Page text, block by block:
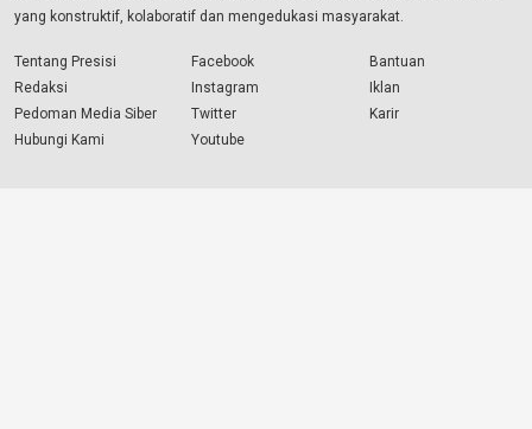
yang konstruktif, kolaboratif dan mengedukasi masyarakat.
Tentang Presisi
Redaksi
Pedoman Media Siber
Hubungi Kami
Facebook
Instagram
Twitter
Youtube
Bantuan
Iklan
Karir